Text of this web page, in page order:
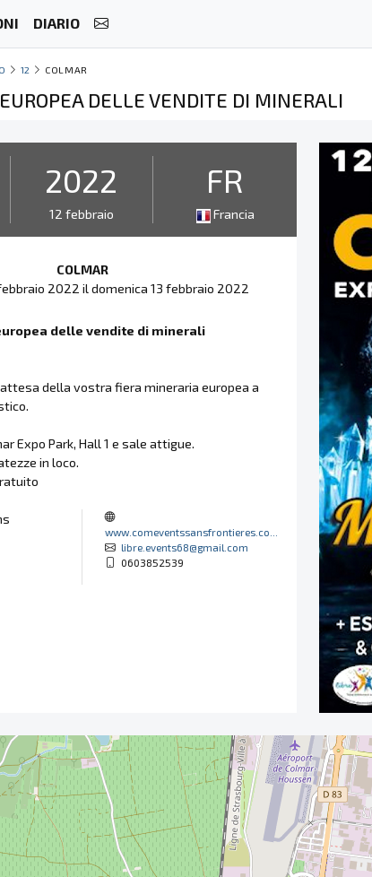
DIARIO
12 COLMAR
DELLE VENDITE DI MINERALI
2022
12 febbraio
FR
Francia
COLMAR
2022 il domenica 13 febbraio 2022
delle vendite di minerali
della vostra fiera mineraria europea a
Expo Park, Hall 1 e sale attigue.
in loco.
www.comeventssansfrontieres.co...
libre.events68@gmail.com
0603852539